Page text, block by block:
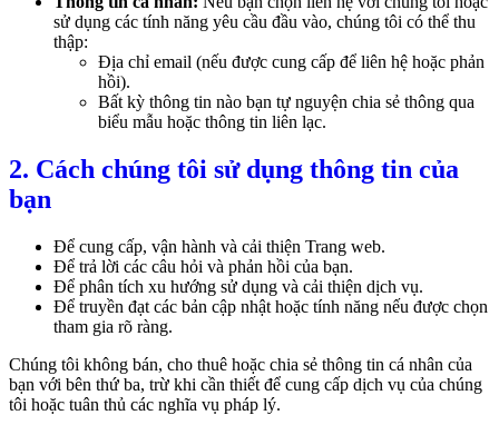
sử dụng các tính năng yêu cầu đầu vào, chúng tôi có thể thu
thập:
Địa chỉ email (nếu được cung cấp để liên hệ hoặc phản
hồi).
Bất kỳ thông tin nào bạn tự nguyện chia sẻ thông qua
biểu mẫu hoặc thông tin liên lạc.
2. Cách chúng tôi sử dụng thông tin của
bạn
Để cung cấp, vận hành và cải thiện Trang web.
Để trả lời các câu hỏi và phản hồi của bạn.
Để phân tích xu hướng sử dụng và cải thiện dịch vụ.
Để truyền đạt các bản cập nhật hoặc tính năng nếu được chọn
tham gia rõ ràng.
Chúng tôi không bán, cho thuê hoặc chia sẻ thông tin cá nhân của
bạn với bên thứ ba, trừ khi cần thiết để cung cấp dịch vụ của chúng
tôi hoặc tuân thủ các nghĩa vụ pháp lý.